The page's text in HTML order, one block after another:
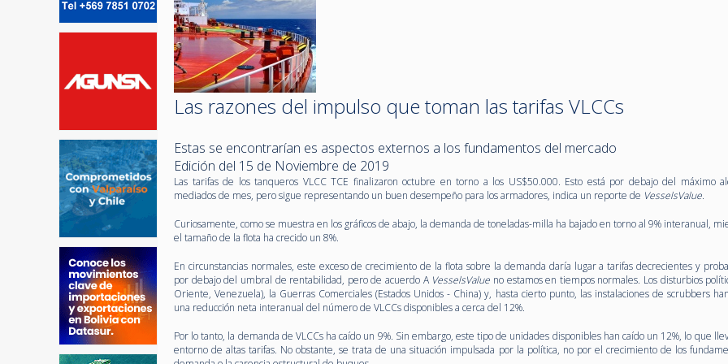
Las razones del impulso que toman las tarifas VLCCs
Estas se encontrarían es aspectos externos a los fundamentos del mercado
Edición del 15 de Noviembre de 2019
Las tarifas de los tanqueros VLCC TCE finalizaron octubre en torno a los US$50.000. Esto está por debajo del máximo
mediados de mes, pero sigue representando un buen desempeño para los armadores, indica un reporte de VesselsValue.
Curiosamente, como se muestra en los gráficos de abajo, la demanda de toneladas-milla ha bajado en torno al 9% interanual,
el tamaño de la flota ha crecido un 8%.
En circunstancias normales, este exceso de crecimiento de la flota sobre la demanda daría lugar a tarifas decrecientes y
por debajo del umbral de rentabilidad, pero de acuerdo A VesselsValue no estamos en tiempos normales. Los disturbios
Oriente, Venezuela), la Guerras Comerciales (Estados Unidos - China) y, hasta cierto punto, las instalaciones de scrubbers
una reducción neta interanual del número de VLCCs disponibles a cerca del 12%.
Por lo tanto, la demanda de VLCCs ha caído un 9%. Sin embargo, este tipo de unidades disponibles han caído un 12%, lo que
entorno de altas tarifas. No obstante, se trata de una situación impulsada por la política, no por el crecimiento de los